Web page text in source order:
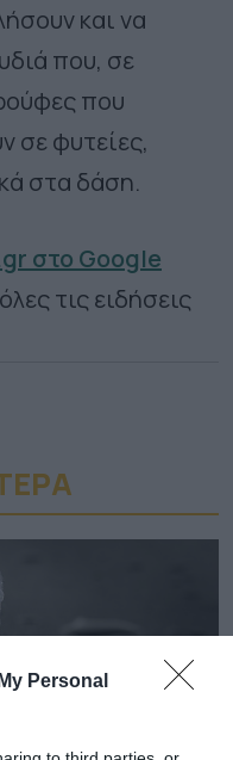
Personal
και να
που, σε
που
σε φυτείες,
στα δάση.
στο Google
τις ειδήσεις